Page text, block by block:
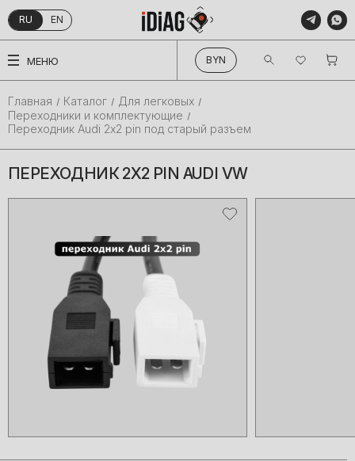
RU EN
МЕНЮ
КАТАЛОГ
ПРОИЗВОДИТЕЛИ
ПОКУПАТЕЛЯМ
КОНТАКТЫ
BYN
Главная Каталог
Для легковых
Переходники и комплектующие
Переходник Audi 2х2 pin под старый разъем
ПЕРЕХОДНИК 2Х2 PIN AUDI VW